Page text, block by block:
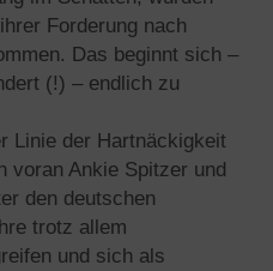
Forderung nach
Das beginnt sich –
(!) – endlich zu
Linie der Hartnäckigkeit
voran Ankie Spitzer und
den deutschen
trotz allem
und sich als